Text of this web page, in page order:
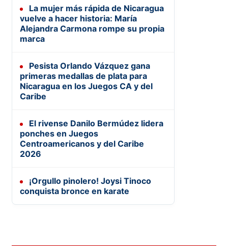
La mujer más rápida de Nicaragua
vuelve a hacer historia: María
Alejandra Carmona rompe su propia
marca
Pesista Orlando Vázquez gana
primeras medallas de plata para
Nicaragua en los Juegos CA y del
Caribe
El rivense Danilo Bermúdez lidera
ponches en Juegos
Centroamericanos y del Caribe
2026
¡Orgullo pinolero! Joysi Tinoco
conquista bronce en karate